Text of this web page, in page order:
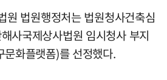
원 법원행정처는 법원청사건축심
사국제상사법원 임시청사 부지
화플랫폼)를 선정했다.